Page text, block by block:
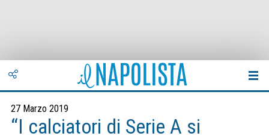
27 Marzo 2019
“I calciatori di Serie A si